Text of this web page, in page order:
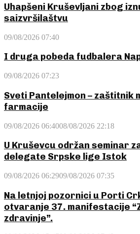
Uhapšeni Kruševljani zbog
saizvršilaštvu
09/08/2026 07:40
I druga pobeda fudbalera
09/08/2026 07:23
Sveti Pantelejmon – zaštitnik
farmacije
09/08/2026 06:4008/08/2026 22:18
U Kruševcu održan seminar
delegate Srpske lige Istok
09/08/2026 06:2909/08/2026 07:35
Na letnjoj pozornici u Porti
otvaranje 37. manifestacije
zdravinje”.